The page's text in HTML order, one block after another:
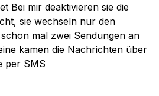
Bei mir deaktivieren sie die
sie wechseln nur den
mal zwei Sendungen an
kamen die Nachrichten über
per SMS